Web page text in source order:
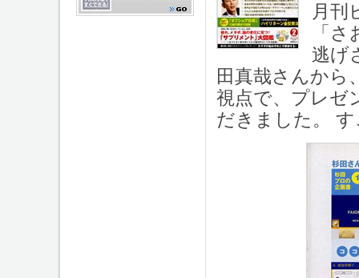
月刊
「
逃げ
田真哉さんから
視点で、プレゼ
だきました。